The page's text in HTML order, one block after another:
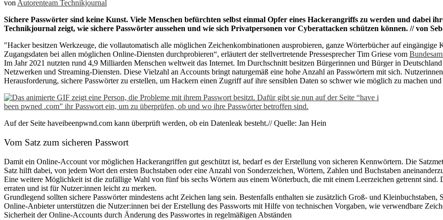
von Autorenteam Technikjournal
Sichere Passwörter sind keine Kunst. Viele Menschen befürchten selbst einmal Opfer eines Hackerangriffs zu werden und dabei
Technikjournal zeigt, wie sichere Passwörter aussehen und wie sich Privatpersonen vor Cyberattacken schützen können. // von
"Hacker besitzen Werkzeuge, die vollautomatisch alle möglichen Zeichenkombinationen ausprobieren, ganze Wörterbücher auf
Zugangsdaten bei allen möglichen Online-Diensten durchprobieren“, erläutert der stellvertretende Pressesprecher Tim Griese vom
Im Jahr 2021 nutzten rund 4,9 Milliarden Menschen weltweit das Internet. Im Durchschnitt besitzen Bürgerinnen und Bürger in
Netzwerken und Streaming-Diensten. Diese Vielzahl an Accounts bringt naturgemäß eine hohe Anzahl an Passwörtern mit sich.
Herausforderung, sichere Passwörter zu erstellen, um Hackern einen Zugriff auf ihre sensiblen Daten so schwer wie möglich zu machen
Auf der Seite haveibeenpwnd.com kann überprüft werden, ob ein Datenleak besteht.// Quelle: Jan Hein
Vom Satz zum sicheren Passwort
Damit ein Online-Account vor möglichen Hackerangriffen gut geschützt ist, bedarf es der Erstellung von sicheren Kennwörtern. Die
Satz hilft dabei, von jedem Wort den ersten Buchstaben oder eine Anzahl von Sonderzeichen, Wörtern, Zahlen und Buchstaben
Eine weitere Möglichkeit ist die zufällige Wahl von fünf bis sechs Wörtern aus einem Wörterbuch, die mit einem Leerzeichen getrennt sind.
erraten und ist für Nutzer:innen leicht zu merken.
Grundlegend sollten sichere Passwörter mindestens acht Zeichen lang sein. Bestenfalls enthalten sie zusätzlich Groß- und
Online-Anbieter unterstützen die Nutzer:innen bei der Erstellung des Passworts mit Hilfe von technischen Vorgaben, wie verwendbare
Sicherheit der Online-Accounts durch Änderung des Passwortes in regelmäßigen Abständen